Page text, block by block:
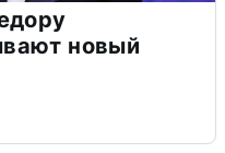
новый